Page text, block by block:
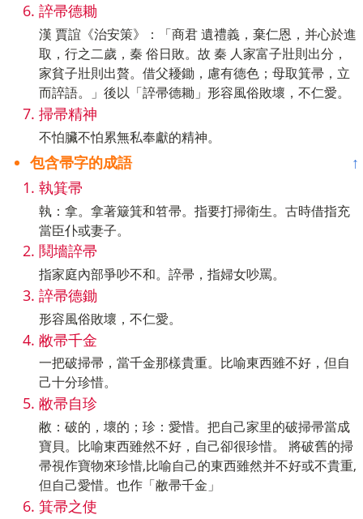
誶帚德耡
漢 賈誼《治安策》：「商君 遺禮義，棄仁恩，并心於進
取，行之二歲，秦 俗日敗。故 秦 人家富子壯則出分，
家貧子壯則出贅。借父耰鋤，慮有德色；母取箕帚，立
而誶語。」後以「誶帚德耡」形容風俗敗壞，不仁愛。
掃帚精神
不怕臟不怕累無私奉獻的精神。
包含帚字的成語
↑
執箕帚
執：拿。拿著簸箕和笤帚。指要打掃衛生。古時借指充
當臣仆或妻子。
鬩墻誶帚
指家庭內部爭吵不和。誶帚，指婦女吵罵。
誶帚德鋤
形容風俗敗壞，不仁愛。
敝帚千金
一把破掃帚，當千金那樣貴重。比喻東西雖不好，但自
己十分珍惜。
敝帚自珍
敝：破的，壞的；珍：愛惜。把自己家里的破掃帚當成
寶貝。比喻東西雖然不好，自己卻很珍惜。 將破舊的掃
帚視作寶物來珍惜,比喻自己的東西雖然并不好或不貴重,
但自己愛惜。也作「敝帚千金」
箕帚之使